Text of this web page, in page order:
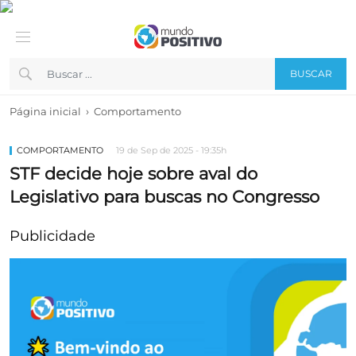
BUSCAR
Página inicial › Comportamento
COMPORTAMENTO 19 de Sep de 2025 - 19:35h
STF decide hoje sobre aval do
Legislativo para buscas no Congresso
Publicidade